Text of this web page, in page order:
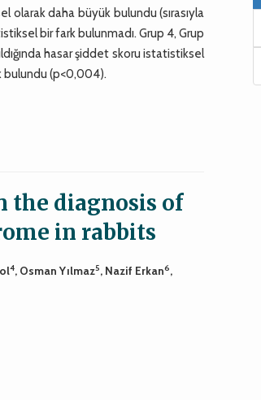
daha büyük bulundu (sırasıyla
bir fark bulunmadı. Grup 4, Grup
hasar şiddet skoru istatistiksel
bulundu (p<0,004).
the diagnosis of
in rabbits
4, Osman Yılmaz5, Nazif Erkan6,